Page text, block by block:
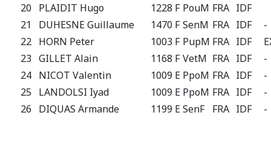
20
PLAIDIT Hugo 1228 F PouM FRA IDF
21
DUHESNE Guillaume 1470 F SenM FRA IDF
-
22 HORN Peter 1003 F PupM FRA IDF
23 GILLET Alain 1168 F VetM FRA IDF
-
24 NICOT Valentin 1009 E PpoM FRA IDF
-
25
LANDOLSI Iyad 1009 E PpoM FRA IDF
-
26
DIQUAS Armande 1199 E SenF FRA IDF -